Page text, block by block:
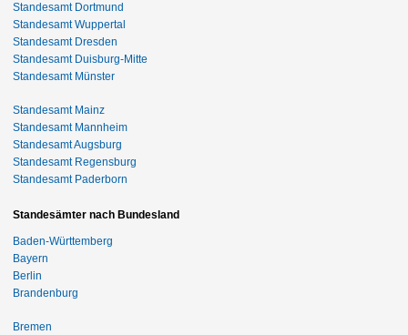
Standesamt Dortmund
Standesamt Wuppertal
Standesamt Dresden
Standesamt Duisburg-Mitte
Standesamt Münster
Standesamt Mainz
Standesamt Mannheim
Standesamt Augsburg
Standesamt Regensburg
Standesamt Paderborn
Standesämter nach Bundesland
Baden-Württemberg
Bayern
Berlin
Brandenburg
Bremen